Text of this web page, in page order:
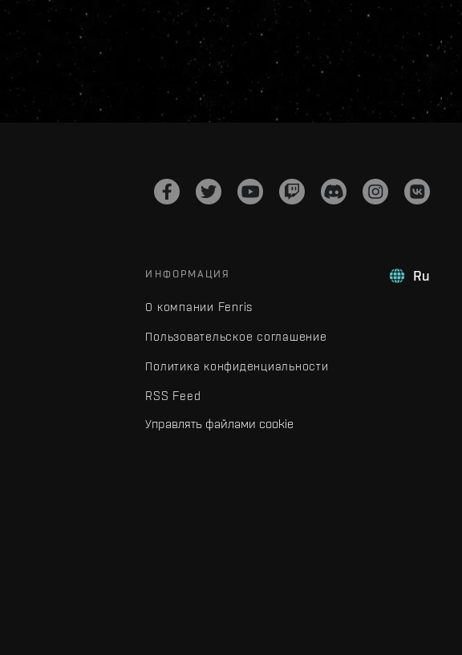
Ru
ИНФОРМАЦИЯ
О компании Fenris
Пользовательское соглашение
Политика конфиденциальности
RSS Feed
Управлять файлами cookie